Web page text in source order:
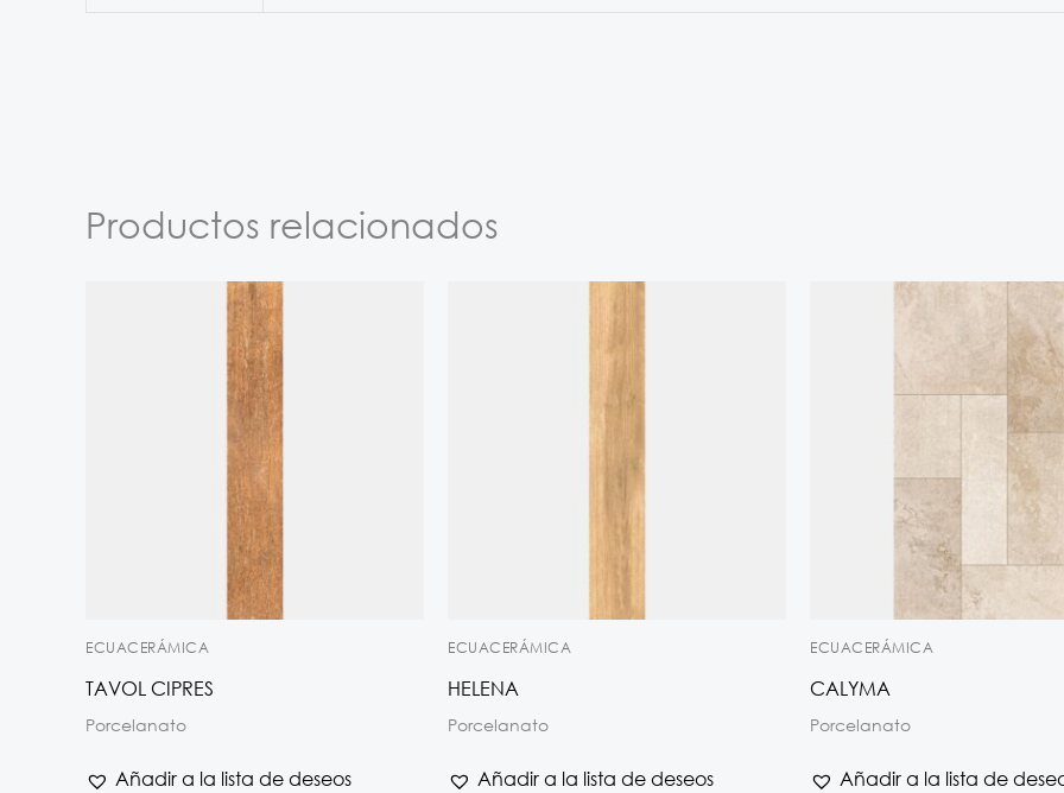
Productos relacionados
ECUACERÁMICA
TAVOL CIPRES
Porcelanato
Añadir a la lista de deseos
ECUACERÁMICA
HELENA
Porcelanato
Añadir a la lista de deseos
ECUACERÁMICA
CALYMA
Porcelanato
Añadir a la lista de